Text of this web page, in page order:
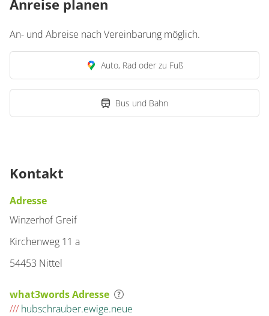
Anreise planen
An- und Abreise nach Vereinbarung möglich.
Auto, Rad oder zu Fuß
Bus und Bahn
Kontakt
Adresse
Winzerhof Greif
Kirchenweg 11 a
54453 Nittel
what3words Adresse
/// hubschrauber.ewige.neue